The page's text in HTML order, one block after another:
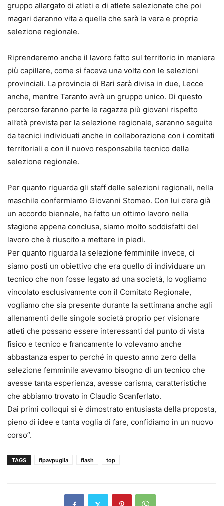
gruppo allargato di atleti e di atlete selezionate che poi
magari daranno vita a quella che sarà la vera e propria
selezione regionale.
Riprenderemo anche il lavoro fatto sul territorio in maniera
più capillare, come si faceva una volta con le selezioni
provinciali. La provincia di Bari sarà divisa in due, Lecce
anche, mentre Taranto avrà un gruppo unico. Di questo
percorso faranno parte le ragazze più giovani rispetto
all’età prevista per la selezione regionale, saranno seguite
da tecnici individuati anche in collaborazione con i comitati
territoriali e con il nuovo responsabile tecnico della
selezione regionale.
Per quanto riguarda gli staff delle selezioni regionali, nella
maschile confermiamo Giovanni Stomeo. Con lui c’era già
un accordo biennale, ha fatto un ottimo lavoro nella
stagione appena conclusa, siamo molto soddisfatti del
lavoro che è riuscito a mettere in piedi.
Per quanto riguarda la selezione femminile invece, ci
siamo posti un obiettivo che era quello di individuare un
tecnico che non fosse legato ad una società, lo vogliamo
vincolato esclusivamente con il Comitato Regionale,
vogliamo che sia presente durante la settimana anche agli
allenamenti delle singole società proprio per visionare
atleti che possano essere interessanti dal punto di vista
fisico e tecnico e francamente lo volevamo anche
abbastanza esperto perché in questo anno zero della
selezione femminile avevamo bisogno di un tecnico che
avesse tanta esperienza, avesse carisma, caratteristiche
che abbiamo trovato in Claudio Scanferlato.
Dai primi colloqui si è dimostrato entusiasta della proposta,
pieno di idee e tanta voglia di fare, confidiamo in un nuovo
corso”.
TAGS fipavpuglia flash top